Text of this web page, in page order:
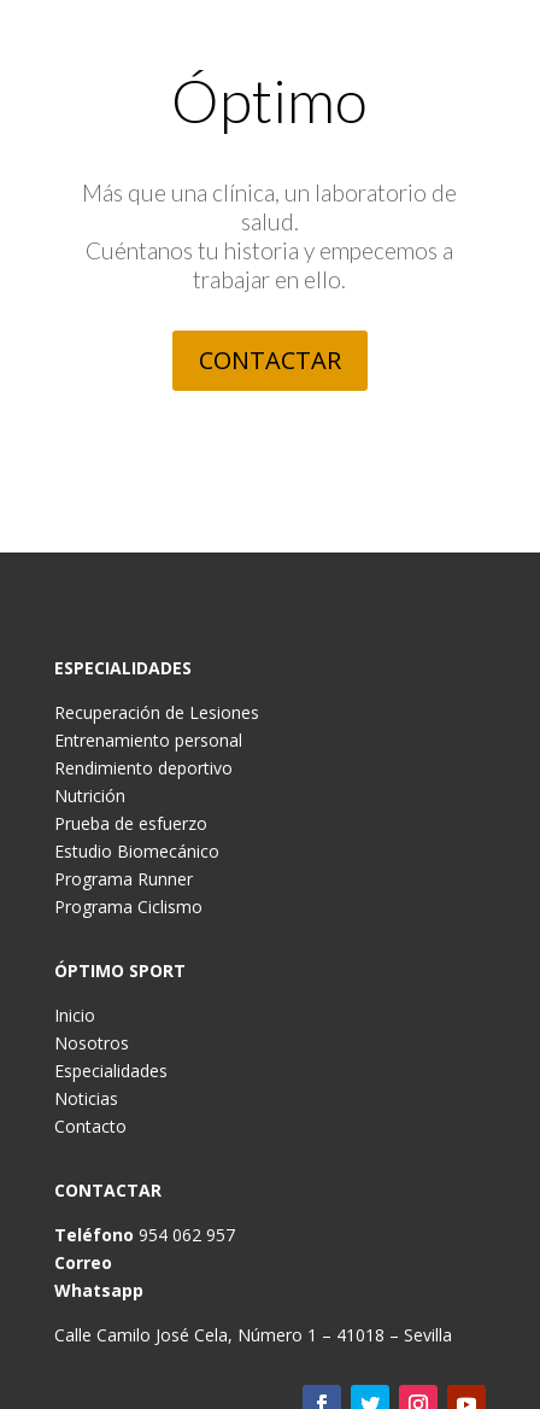
Óptimo
Más que una clínica, un laboratorio de
salud.
Cuéntanos tu historia y empecemos a
trabajar en ello.
CONTACTAR
ESPECIALIDADES
Recuperación de Lesiones
Entrenamiento personal
Rendimiento deportivo
Nutrición
Prueba de esfuerzo
Estudio Biomecánico
Programa Runner
Programa Ciclismo
ÓPTIMO SPORT
Inicio
Nosotros
Especialidades
Noticias
Contacto
CONTACTAR
Teléfono 954 062 957
Correo
Whatsapp
Calle Camilo José Cela, Número 1 – 41018 – Sevilla